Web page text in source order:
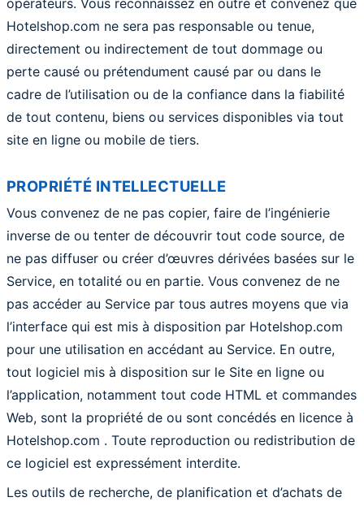
opérateurs. Vous reconnaissez en outre et convenez que
Hotelshop.com ne sera pas responsable ou tenue,
directement ou indirectement de tout dommage ou
perte causé ou prétendument causé par ou dans le
cadre de l’utilisation ou de la confiance dans la fiabilité
de tout contenu, biens ou services disponibles via tout
site en ligne ou mobile de tiers.
PROPRIÉTÉ INTELLECTUELLE
Vous convenez de ne pas copier, faire de l’ingénierie
inverse de ou tenter de découvrir tout code source, de
ne pas diffuser ou créer d’œuvres dérivées basées sur le
Service, en totalité ou en partie. Vous convenez de ne
pas accéder au Service par tous autres moyens que via
l’interface qui est mis à disposition par Hotelshop.com
pour une utilisation en accédant au Service. En outre,
tout logiciel mis à disposition sur le Site en ligne ou
l’application, notamment tout code HTML et commandes
Web, sont la propriété de ou sont concédés en licence à
Hotelshop.com . Toute reproduction ou redistribution de
ce logiciel est expressément interdite.
Les outils de recherche, de planification et d’achats de